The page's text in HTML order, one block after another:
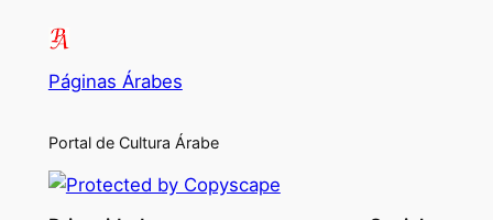
Páginas Árabes
Portal de Cultura Árabe